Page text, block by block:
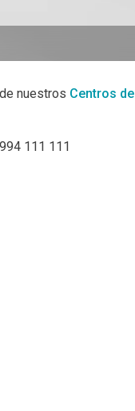
nuestros Centros de
111 111